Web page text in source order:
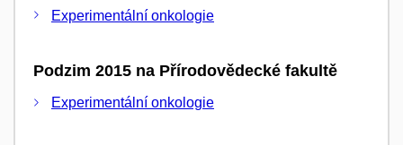
Experimentální onkologie
Podzim 2015 na Přírodovědecké fakultě
Experimentální onkologie